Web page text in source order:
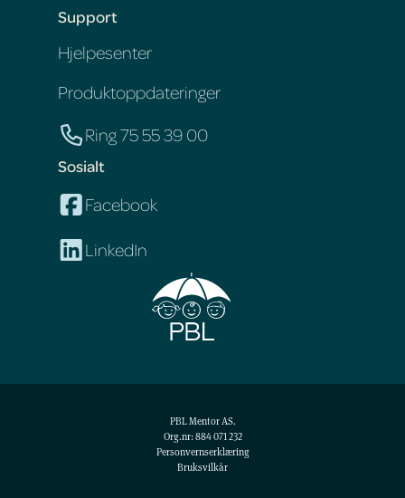
Support
Hjelpesenter
Produktoppdateringer
Ring 75 55 39 00
Sosialt
Facebook
LinkedIn
PBL Mentor AS.
Org.nr: 884 071 232
Personvernserklæring
Bruksvilkår